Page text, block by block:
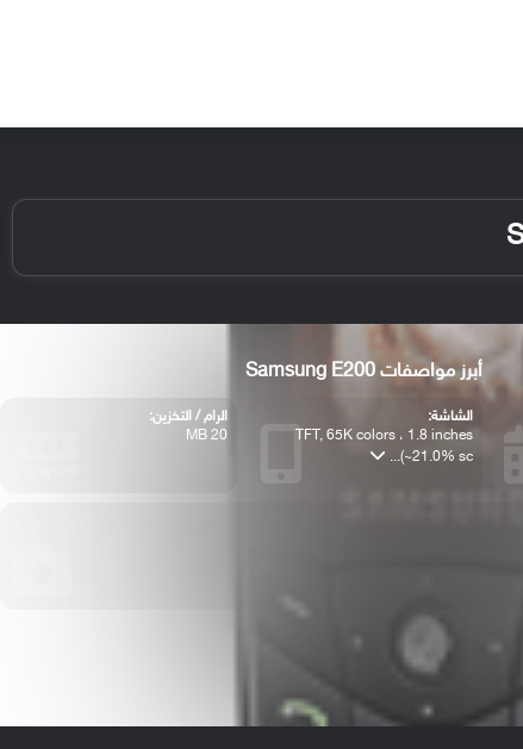
أبرز مواصفات Samsung E200
الشاشة:
TFT, 65K colors ، 1.8 inches
(~21.0% sc...
الرام / التخزين:
20 MB